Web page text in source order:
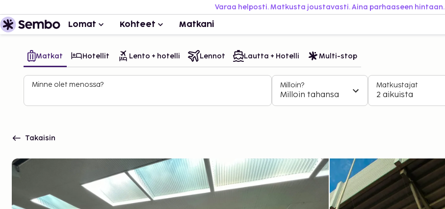
Varaa helposti. Matkusta joustavasti. Aina parhaaseen hintaan.
Lomat Kohteet Matkani
Matkat Hotellit Lento + hotelli Lennot Lautta + Hotelli Multi-stop
Minne olet menossa? Milloin?
Milloin tahansa
Matkustajat
2 aikuista
Takaisin